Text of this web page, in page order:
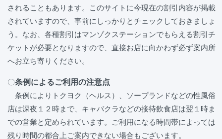
されることもあります。このサイトに今現在の割引内容が掲載
されていますので、事前にしっかりとチェックしておきましょ
う。なお、各種割引はマンゾクステーションでもらえる割引チ
ケットが必要となりますので、直接お店に向かわず必ず案内所
へお立ち寄りください。
〇条例によるご利用の注意点
条例によりトクヨク（ヘルス）、ソープランドなどの性風俗
店は深夜１２時まで、キャバクラなどの接待飲食店は翌１時ま
での営業と定められています。ご利用になる時間帯によっては
残り時間の都合上ご案内できない場合もございます。